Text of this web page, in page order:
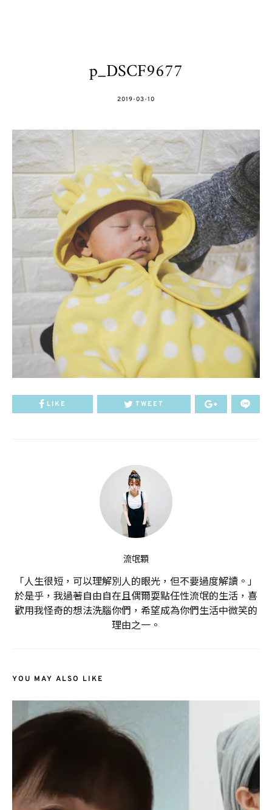
p_DSCF9677
POSTED
2019-03-10
LIKE TWEET
流氓顆
「人生很短，可以理解別人的眼光，但不要過度解讀。」
於是乎，我過著自由自在且偶爾耍點任性流氓的生活，喜
歡用我怪奇的想法洗腦你們，希望成為你們生活中微笑的
理由之一。
YOU MAY ALSO LIKE